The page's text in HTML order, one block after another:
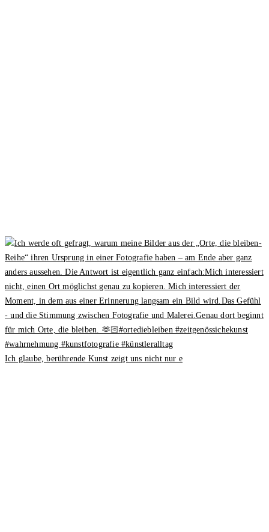
Ich glaube, berührende Kunst zeigt uns nicht nur e